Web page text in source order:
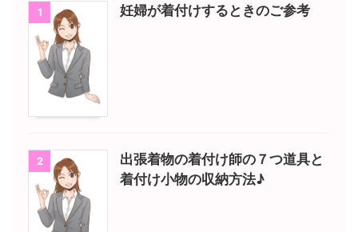
1 妊婦が着付けするときのご参考
2
出張着物の着付け師の７つ道具と
着付け小物の収納方法♪